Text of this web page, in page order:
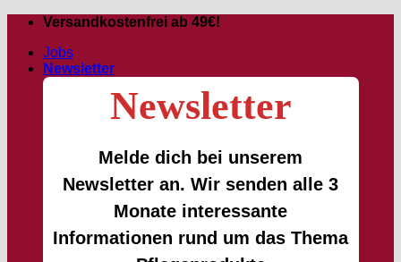
Passer
contenu
Versandkostenfrei ab 49€!
Jobs
Newsletter
Newsletter
Melde dich bei unserem
Newsletter an. Wir senden alle 3
Monate interessante
Informationen rund um das Thema